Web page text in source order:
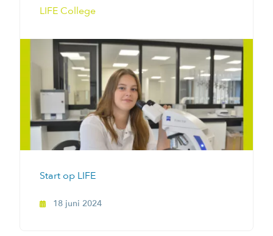
LIFE College
Start op LIFE
18 juni 2024